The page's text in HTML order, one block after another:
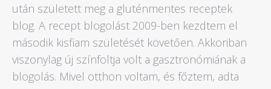
után született meg a gluténmentes receptek
blog. A recept blogolást 2009-ben kezdtem el
második kisfiam születését követően. Akkoriban
viszonylag új színfoltja volt a gasztronómiának a
blogolás. Mivel otthon voltam, és főztem, adta